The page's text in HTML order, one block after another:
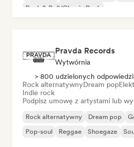
Rock & Roll/Classic Rock
Pravda Records
Wytwórnia
> 800 udzielonych odpowiedzi
Rock alternatywnyDream pop
Indie rock
Podpisz umowę z artystami lub
Rock alternatywny Dream pop
Pop-soul
Reggae Shoegaze